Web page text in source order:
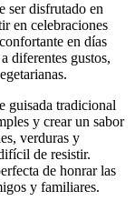
ser disfrutado en
en celebraciones
en días
diferentes gustos,
guisada tradicional
y crear un sabor
verduras y
de resistir.
de honrar las
y familiares.